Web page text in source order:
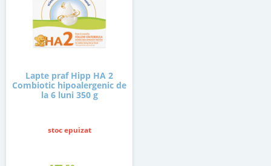
Lapte praf Hipp HA 2
Combiotic hipoalergenic de
la 6 luni 350 g
stoc epuizat